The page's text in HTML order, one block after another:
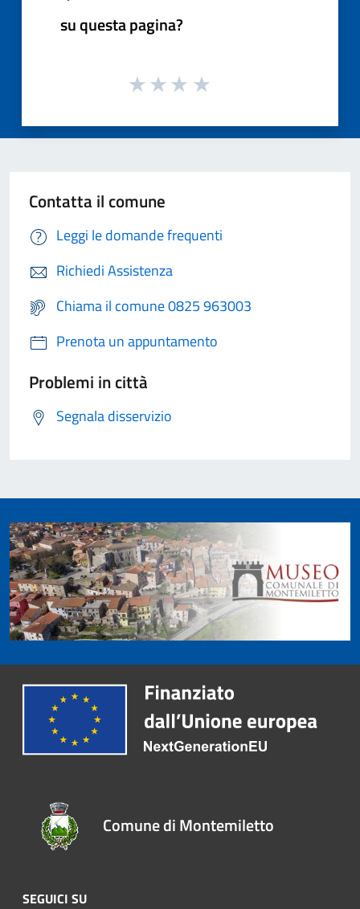
su questa pagina?
Contatta il comune
Leggi le domande frequenti
Richiedi Assistenza
Chiama il comune 0825 963003
Prenota un appuntamento
Problemi in città
Segnala disservizio
Comune di Montemiletto
SEGUICI SU